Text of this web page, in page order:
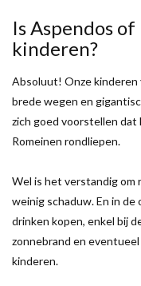
Is Aspendos
kinderen?
Absoluut! Onze kinderen
brede wegen en
zich goed voorstellen dat
Romeinen rondliepen.
Wel is het verstandig om
weinig schaduw. En in
drinken kopen, enkel bij
zonnebrand en
kinderen.